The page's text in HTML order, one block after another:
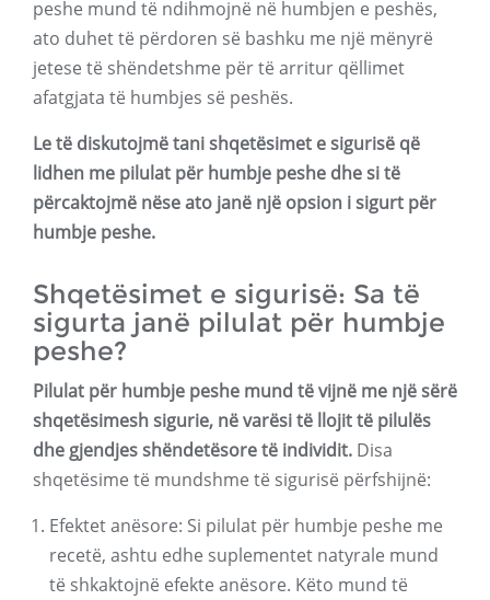
peshe mund të ndihmojnë në humbjen e peshës,
ato duhet të përdoren së bashku me një mënyrë
jetese të shëndetshme për të arritur qëllimet
afatgjata të humbjes së peshës.
Le të diskutojmë tani shqetësimet e sigurisë që
lidhen me pilulat për humbje peshe dhe si të
përcaktojmë nëse ato janë një opsion i sigurt për
humbje peshe.
Shqetësimet e sigurisë: Sa të
sigurta janë pilulat për humbje
peshe?
Pilulat për humbje peshe mund të vijnë me një sërë
shqetësimesh sigurie, në varësi të llojit të pilulës
dhe gjendjes shëndetësore të individit. Disa
shqetësime të mundshme të sigurisë përfshijnë:
Efektet anësore: Si pilulat për humbje peshe me
recetë, ashtu edhe suplementet natyrale mund
të shkaktojnë efekte anësore. Këto mund të